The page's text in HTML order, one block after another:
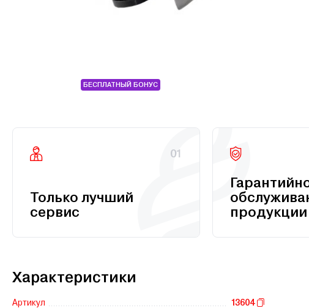
БЕСПЛАТНЫЙ БОНУС
01
Только лучший
сервис
продукции
Характеристики
Артикул
13604